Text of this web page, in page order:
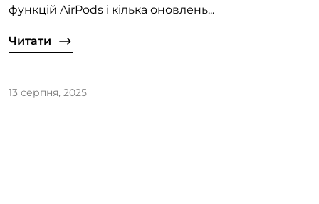
функцій AirPods і кілька оновлень...
Читати
13 серпня, 2025